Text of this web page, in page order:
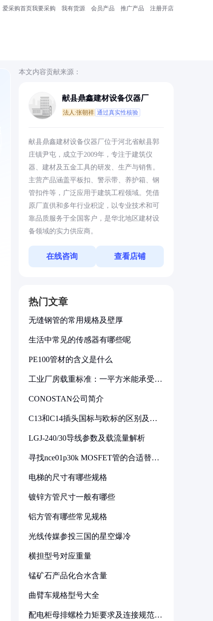
爱采购首页我要采购 我有货源 会员产品 推广产品 注册开店
本文内容贡献来源：
献县鼎鑫建材设备仪器厂
法人:张朝祥 通过真实性核验
献县鼎鑫建材设备仪器厂位于河北省献县郭
庄镇尹屯，成立于2009年，专注于建筑仪
器、建材及五金工具的研发、生产与销售。
主营产品涵盖平板扣、警示带、养护箱、钢
管扣件等，广泛应用于建筑工程领域。凭借
原厂直供和多年行业积淀，以专业技术和可
靠品质服务于全国客户，是华北地区建材设
备领域的实力供应商。
在线咨询 查看店铺
热门文章
无缝钢管的常用规格及壁厚
生活中常见的传感器有哪些呢
PE100管材的含义是什么
工业厂房载重标准：一平方米能承受多
CONOSTAN公司简介
C13和C14插头国标与欧标的区别及其
LGJ-240/30导线参数及载流量解析
寻找nce01p30k MOSFET管的合适替代
电梯的尺寸有哪些规格
镀锌方管尺寸一般有哪些
铝方管有哪些常见规格
光线传媒参投三国的星空爆冷
横担型号对应重量
锰矿石产品化合水含量
曲臂车规格型号大全
配电柜母排螺栓力矩要求及连接规范详